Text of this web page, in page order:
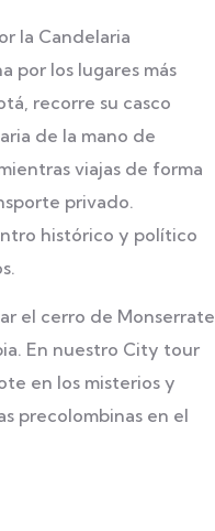
la Candelaria
por los lugares más
recorre su casco
de la mano de
viajas de forma
privado.
histórico y político
el cerro de Monserrate
En nuestro City tour
en los misterios y
precolombinas en el